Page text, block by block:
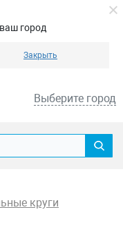
город
Закрыть
Выберите город
круги